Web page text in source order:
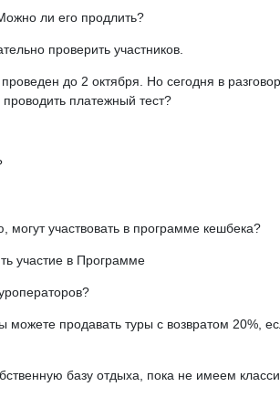
ли его продлить?
проверить участников.
до 2 октября. Но сегодня в
платежный тест?
участвовать в программе кешбека?
участие в Программе
продавать туры с возвратом 20%,
базу отдыха, пока не имеем